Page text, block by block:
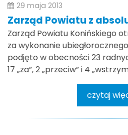
29 maja 2013
Zarząd Powiatu z
Zarząd Powiatu Konińskiego
za wykonanie
podjęto w obecności 23
17 „za”, 2 „przeciw” i 4
czytaj